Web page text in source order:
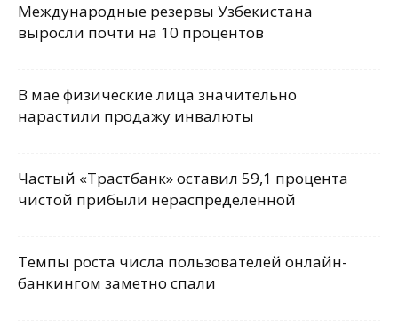
Международные резервы Узбекистана
выросли почти на 10 процентов
В мае физические лица значительно
нарастили продажу инвалюты
Частый «Трастбанк» оставил 59,1 процента
чистой прибыли нераспределенной
Темпы роста числа пользователей онлайн-
банкингом заметно спали